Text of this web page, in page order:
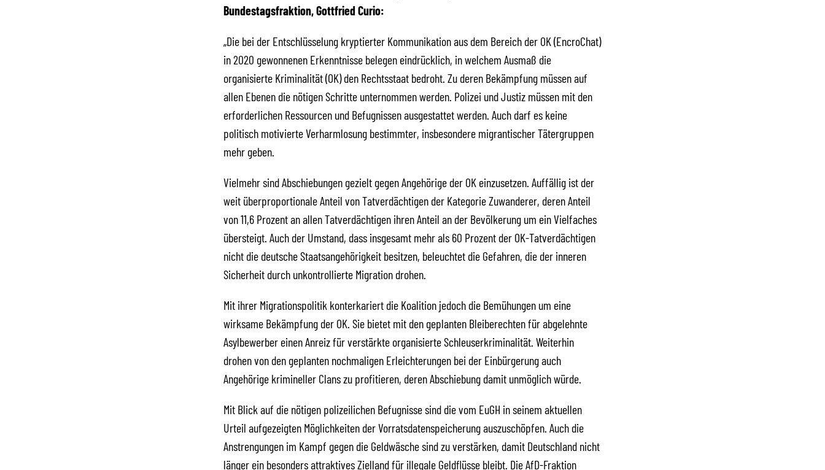
Bundestagsfraktion, Gottfried Curio:
„Die bei der Entschlüsselung kryptierter Kommunikation aus dem Bereich der OK (EncroChat)
in 2020 gewonnenen Erkenntnisse belegen eindrücklich, in welchem Ausmaß die
organisierte Kriminalität (OK) den Rechtsstaat bedroht. Zu deren Bekämpfung müssen auf
allen Ebenen die nötigen Schritte unternommen werden. Polizei und Justiz müssen mit den
erforderlichen Ressourcen und Befugnissen ausgestattet werden. Auch darf es keine
politisch motivierte Verharmlosung bestimmter, insbesondere migrantischer Tätergruppen
mehr geben.
Vielmehr sind Abschiebungen gezielt gegen Angehörige der OK einzusetzen. Auffällig ist der
weit überproportionale Anteil von Tatverdächtigen der Kategorie Zuwanderer, deren Anteil
von 11,6 Prozent an allen Tatverdächtigen ihren Anteil an der Bevölkerung um ein Vielfaches
übersteigt. Auch der Umstand, dass insgesamt mehr als 60 Prozent der OK-Tatverdächtigen
nicht die deutsche Staatsangehörigkeit besitzen, beleuchtet die Gefahren, die der inneren
Sicherheit durch unkontrollierte Migration drohen.
Mit ihrer Migrationspolitik konterkariert die Koalition jedoch die Bemühungen um eine
wirksame Bekämpfung der OK. Sie bietet mit den geplanten Bleiberechten für abgelehnte
Asylbewerber einen Anreiz für verstärkte organisierte Schleuserkriminalität. Weiterhin
drohen von den geplanten nochmaligen Erleichterungen bei der Einbürgerung auch
Angehörige krimineller Clans zu profitieren, deren Abschiebung damit unmöglich würde.
Mit Blick auf die nötigen polizeilichen Befugnisse sind die vom EuGH in seinem aktuellen
Urteil aufgezeigten Möglichkeiten der Vorratsdatenspeicherung auszuschöpfen. Auch die
Anstrengungen im Kampf gegen die Geldwäsche sind zu verstärken, damit Deutschland nicht
länger ein besonders attraktives Zielland für illegale Geldflüsse bleibt. Die AfD-Fraktion